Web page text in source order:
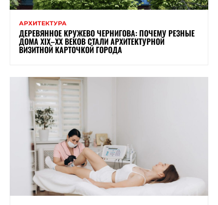
АРХИТЕКТУРА
ДЕРЕВЯННОЕ КРУЖЕВО ЧЕРНИГОВА: ПОЧЕМУ РЕЗНЫЕ
ДОМА XIX–XX ВЕКОВ СТАЛИ АРХИТЕКТУРНОЙ
ВИЗИТНОЙ КАРТОЧКОЙ ГОРОДА